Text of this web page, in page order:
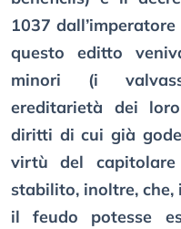
1037
questo editto
minori (i
ereditarietà dei
diritti di cui già
virtù del
stabilito, inoltre,
il feudo potesse